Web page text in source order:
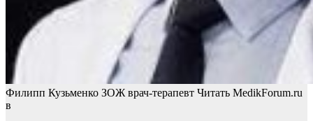
Филипп Кузьменко ЗОЖ врач-терапевт Читать MedikForum.ru
в